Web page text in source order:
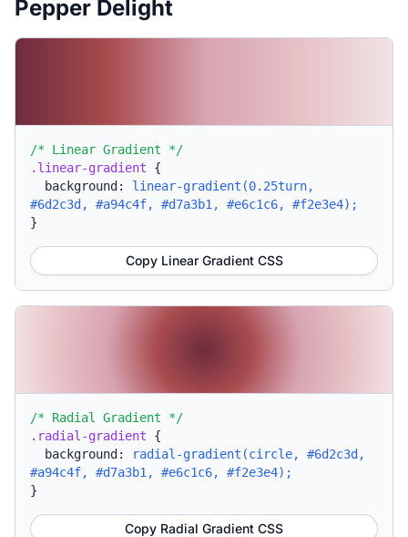
Pepper Delight
/* Linear Gradient */
.linear-gradient {
background: linear-gradient(0.25turn,
#6d2c3d, #a94c4f, #d7a3b1, #e6c1c6, #f2e3e4);
}
Copy Linear Gradient CSS
/* Radial Gradient */
.radial-gradient {
background:
radial-gradient(circle, #6d2c3d,
#a94c4f, #d7a3b1, #e6c1c6, #f2e3e4);
}
Copy Radial Gradient CSS